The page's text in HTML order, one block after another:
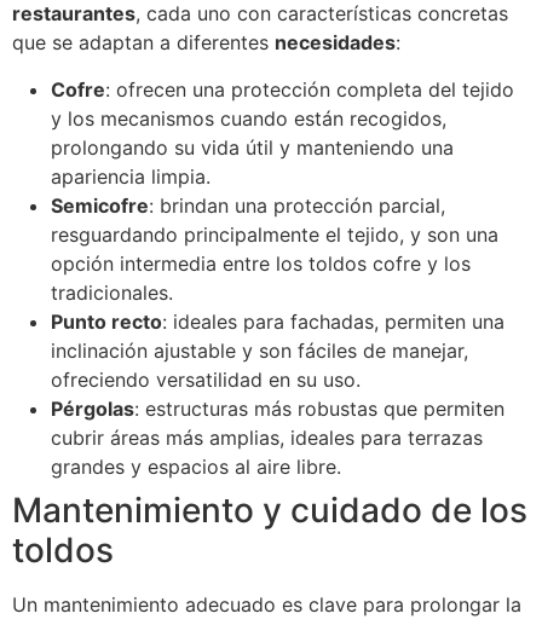
restaurantes, cada uno con características concretas
que se adaptan a diferentes necesidades:
Cofre: ofrecen una protección completa del tejido
y los mecanismos cuando están recogidos,
prolongando su vida útil y manteniendo una
apariencia limpia.
Semicofre: brindan una protección parcial,
resguardando principalmente el tejido, y son una
opción intermedia entre los toldos cofre y los
tradicionales.
Punto recto: ideales para fachadas, permiten una
inclinación ajustable y son fáciles de manejar,
ofreciendo versatilidad en su uso.
Pérgolas: estructuras más robustas que permiten
cubrir áreas más amplias, ideales para terrazas
grandes y espacios al aire libre.
Mantenimiento y cuidado de los
toldos
Un mantenimiento adecuado es clave para prolongar la